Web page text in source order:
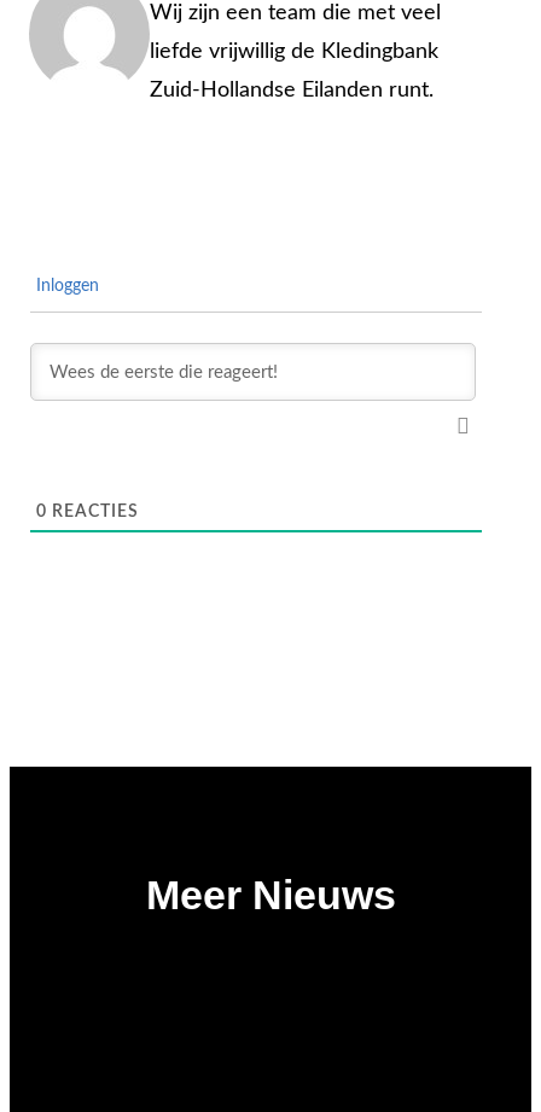
Wij zijn een team die met veel
liefde vrijwillig de Kledingbank
Zuid-Hollandse Eilanden runt.
Inloggen
0 REACTIES
Meer Nieuws